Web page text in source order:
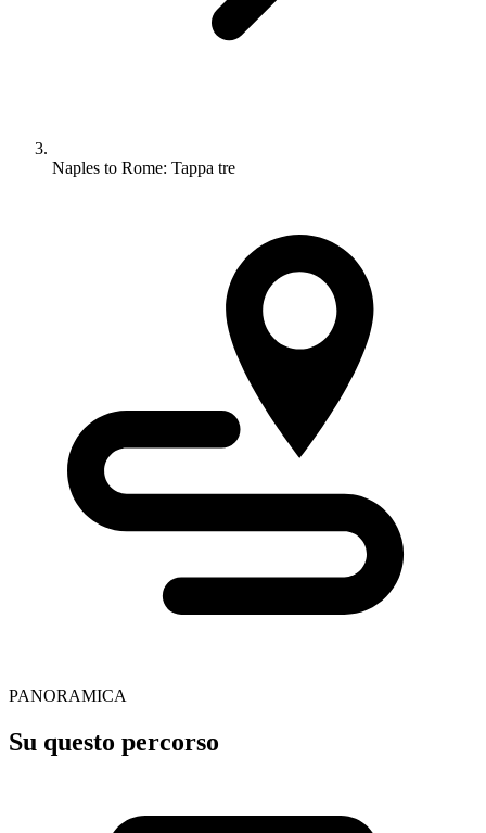
Naples to Rome: Tappa tre
PANORAMICA
Su questo percorso